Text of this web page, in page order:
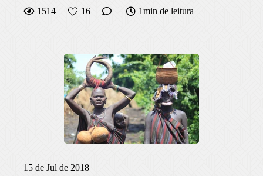
1514 16 1min de leitura
15 de Jul de 2018